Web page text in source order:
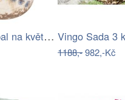
Keramický obal na květináč s modrými…
1188,-982,-Kč